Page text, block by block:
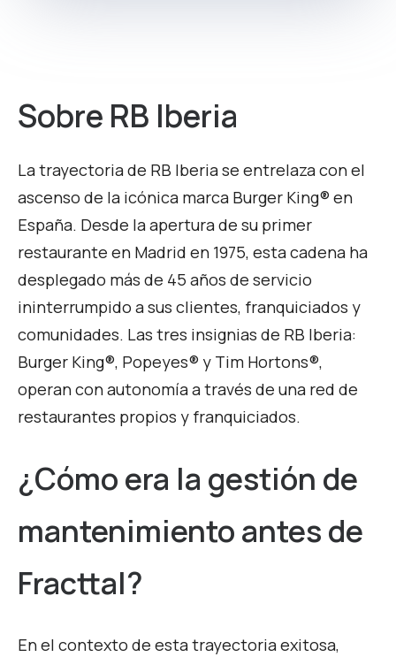
Sobre RB Iberia
La trayectoria de RB Iberia se entrelaza con el
ascenso de la icónica marca Burger King® en
España. Desde la apertura de su primer
restaurante en Madrid en 1975, esta cadena ha
desplegado más de 45 años de servicio
ininterrumpido a sus clientes, franquiciados y
comunidades. Las tres insignias de RB Iberia:
Burger King®, Popeyes® y Tim Hortons®,
operan con autonomía a través de una red de
restaurantes propios y franquiciados.
¿Cómo era la gestión de
mantenimiento antes de
Fracttal?
En el contexto de esta trayectoria exitosa,